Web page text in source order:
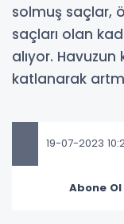
solmuş saçlar,
saçları olan
alıyor.
katlanarak
19-07-2023
Abone Ol